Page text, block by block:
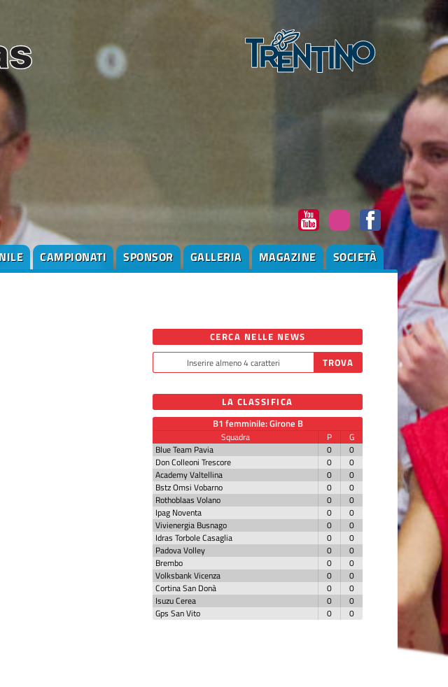
CAMPIONATI SPONSOR GALLERIA MAGAZINE SOCIETÀ
CERCA NELLE NEWS
LA CLASSIFICA
B1 femminile: Girone B
Squadra P
G
Blue Team Pavia
0
0
Don Colleoni Trescore
0
0
Academy Valtellina
0
0
Bstz Omsi Vobarno
0
0
Rothoblaas Volano
0
0
Ipag Noventa
0
0
Vivienergia Busnago
0
0
Idras Torbole Casaglia
0
0
Padova Volley
0
0
Brembo
0
0
Volksbank Vicenza
0
0
Cortina San Donà
0
0
Isuzu Cerea
0
0
Gps San Vito
0 0